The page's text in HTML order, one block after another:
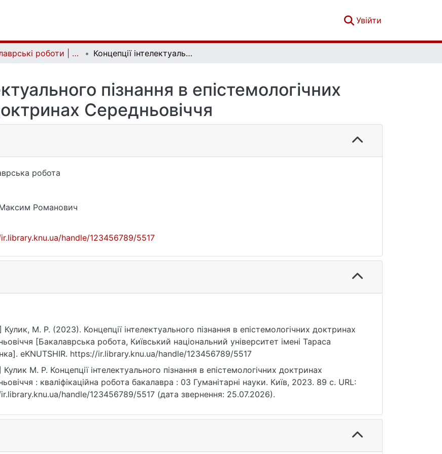
Увійти
Бакалаврські роботи | Bachelor theses Концепції інтелектуального пізнання в епістемологічних доктринах Середньовіччя
пізнання в епістемологічних
Середньовіччя
робота
Романович
handle/123456789/5517
Кулик, М. Р. (2023). Концепції інтелектуального пізнання в епістемологічних доктринах
[Бакалаврська робота, Київський національний університет імені Тараса
eKNUTSHIR. https://ir.library.knu.ua/handle/123456789/5517
М. Р. Концепції інтелектуального пізнання в епістемологічних доктринах
: кваліфікаційна робота бакалавра : 03 Гуманітарні науки. Київ, 2023. 89 с. URL:
handle/123456789/5517 (дата звернення: 25.07.2026).